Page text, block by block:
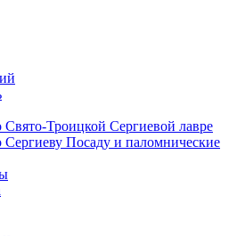
Троицкой Сергиевой лавре
Посаду и паломнические